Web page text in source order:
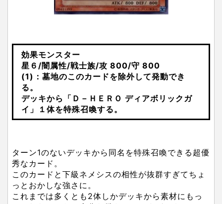
効果モンスター
星６/闇属性/戦士族/攻 800/守 800
(1)：墓地のこのカードを除外して発動でき
る。
デッキから「Ｄ－ＨＥＲＯ ディアボリックガ
イ」１体を特殊召喚する。
ターン1のないデッキから同名を特殊召喚できる超優
秀なカード。
このカードと下級ネメシスの相性が抜群すぎてちょ
っとおかしな強さに。
これまでは多くとも2体しかデッキから素材にもっ